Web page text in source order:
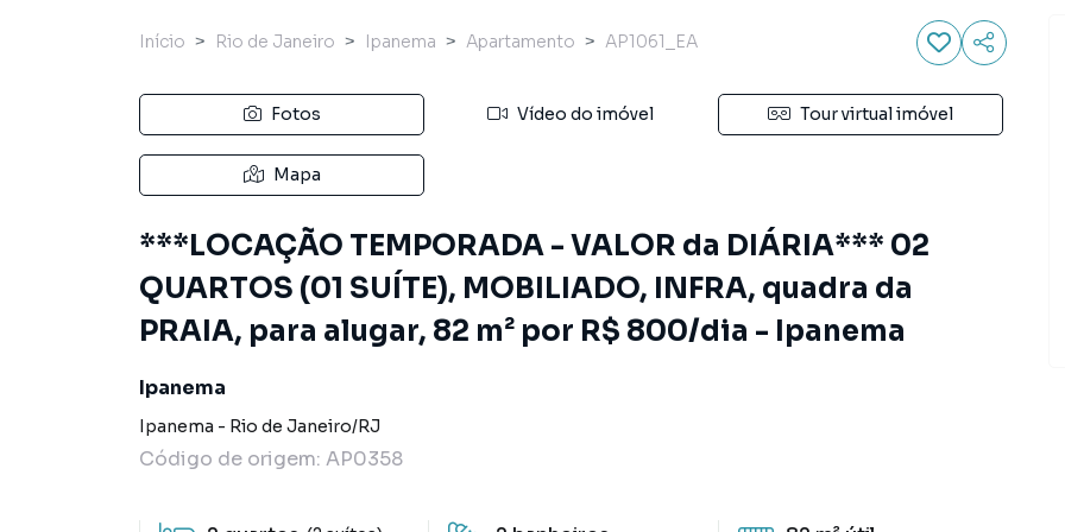
Início Rio de Janeiro Ipanema Apartamento AP1061_EA
Fotos Vídeo do imóvel Tour virtual imóvel
Mapa
***LOCAÇÃO TEMPORADA - VALOR da DIÁRIA*** 02
QUARTOS (01 SUÍTE), MOBILIADO, INFRA, quadra da
PRAIA, para alugar, 82 m² por R$ 800/dia - Ipanema
Ipanema
Ipanema - Rio de Janeiro/RJ
Código de origem: AP0358